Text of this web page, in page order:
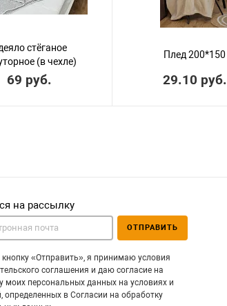
стёганое
(в чехле)
69 руб.
Плед 200*150
29.10 руб.
на рассылку
«Отправить», я принимаю условия
соглашения и даю согласие на
моих персональных данных на условиях и
определенных в Согласии на обработку
ОТПРАВИТЬ